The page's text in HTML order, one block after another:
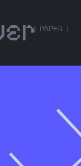
[ PAPER ]